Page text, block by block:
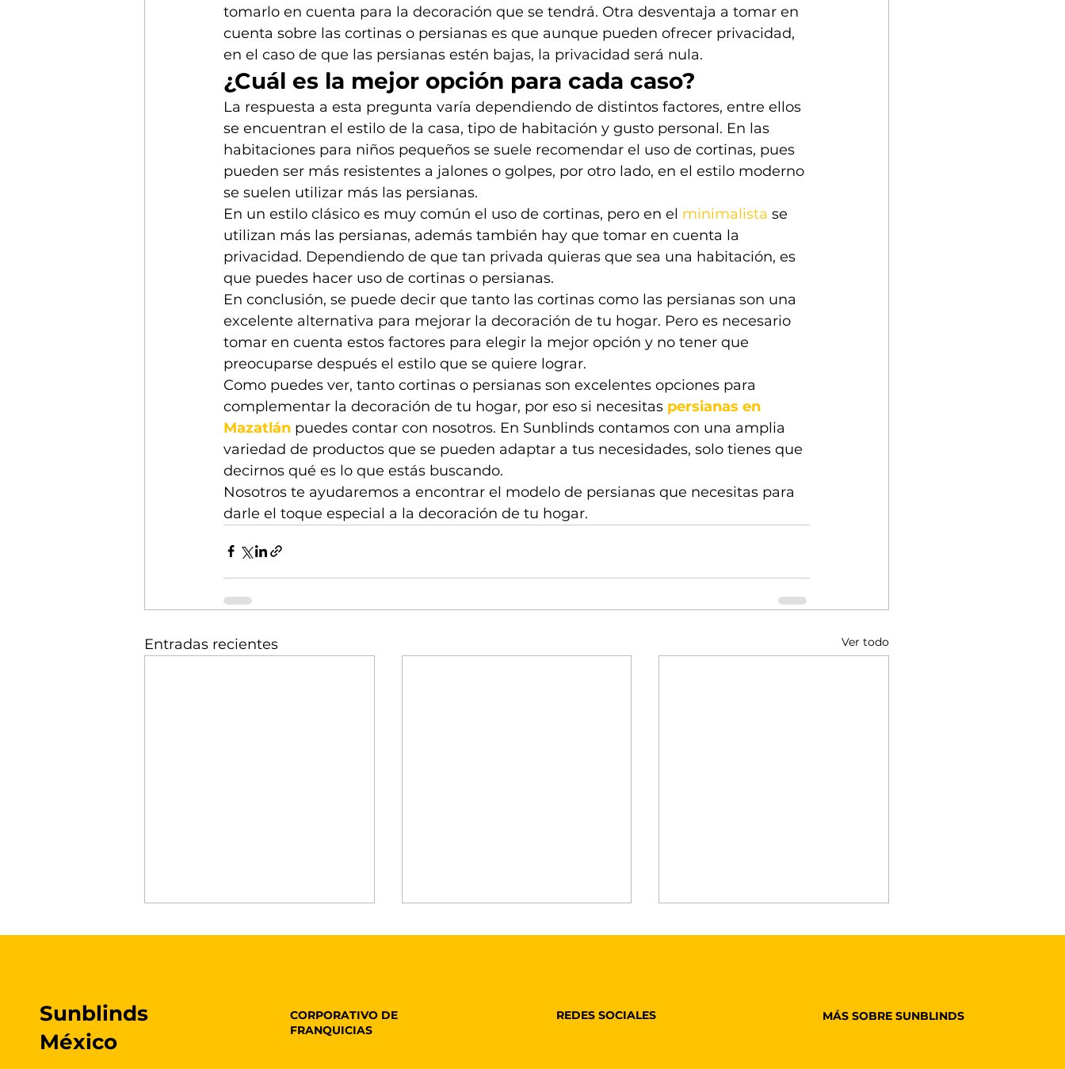
tomarlo en cuenta para la decoración que se tendrá. Otra desventaja a tomar en
cuenta sobre las cortinas o persianas es que aunque pueden ofrecer privacidad,
en el caso de que las persianas estén bajas, la privacidad será nula.
¿Cuál es la mejor opción para cada caso?
La respuesta a esta pregunta varía dependiendo de distintos factores, entre ellos
se encuentran el estilo de la casa, tipo de habitación y gusto personal. En las
habitaciones para niños pequeños se suele recomendar el uso de cortinas, pues
pueden ser más resistentes a jalones o golpes, por otro lado, en el estilo moderno
se suelen utilizar más las persianas.
En un estilo clásico es muy común el uso de cortinas, pero en el minimalista se
utilizan más las persianas, además también hay que tomar en cuenta la
privacidad. Dependiendo de que tan privada quieras que sea una habitación, es
que puedes hacer uso de cortinas o persianas.
En conclusión, se puede decir que tanto las cortinas como las persianas son una
excelente alternativa para mejorar la decoración de tu hogar. Pero es necesario
tomar en cuenta estos factores para elegir la mejor opción y no tener que
preocuparse después el estilo que se quiere lograr.
Como puedes ver, tanto cortinas o persianas son excelentes opciones para
complementar la decoración de tu hogar, por eso si necesitas persianas en
Mazatlán puedes contar con nosotros. En Sunblinds contamos con una amplia
variedad de productos que se pueden adaptar a tus necesidades, solo tienes que
decirnos qué es lo que estás buscando.
Nosotros te ayudaremos a encontrar el modelo de persianas que necesitas para
darle el toque especial a la decoración de tu hogar.
Entradas recientes Ver todo
Sunblinds
México
CORPORATIVO DE
FRANQUICIAS
REDES SOCIALES MÁS SOBRE SUNBLINDS